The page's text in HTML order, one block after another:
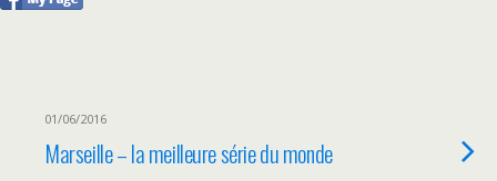
01/06/2016
Marseille – la meilleure série du monde